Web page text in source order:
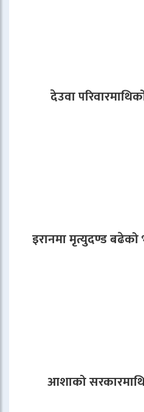
देउवा
इरानमा मृत्युदण्ड बढेको
आशाको